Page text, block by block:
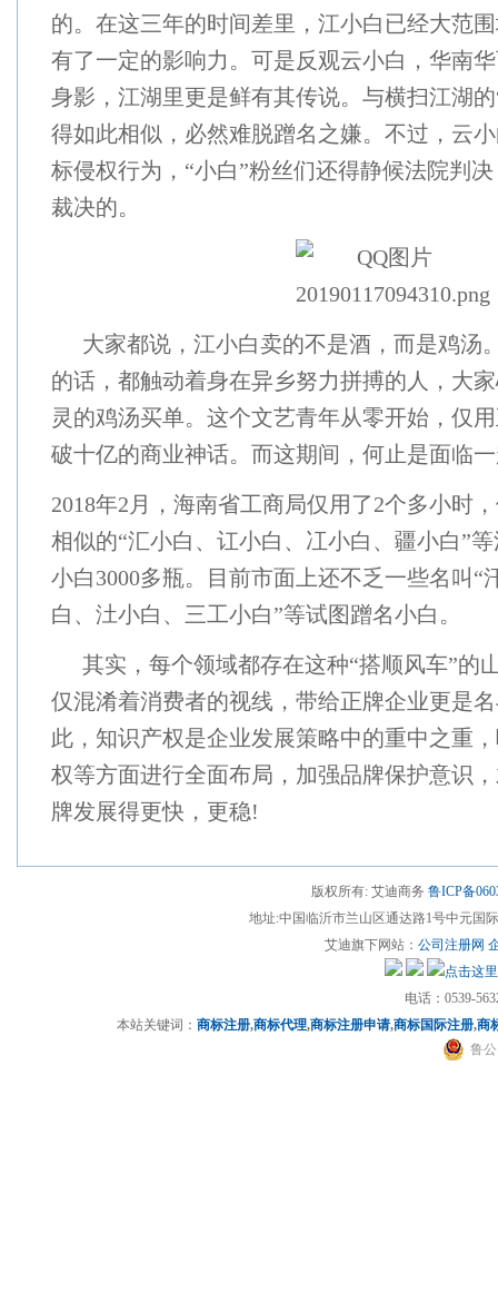
的。在这三年的时间差里，江小白已经大范
有了一定的影响力。可是反观云小白，华南
身影，江湖里更是鲜有其传说。与横扫江湖
得如此相似，必然难脱蹭名之嫌。不过，云
标侵权行为，“小白”粉丝们还得静候法院判
裁决的。
大家都说，江小白卖的不是酒，而是鸡汤
的话，都触动着身在异乡努力拼搏的人，大
灵的鸡汤买单。这个文艺青年从零开始，仅
破十亿的商业神话。而这期间，何止是面临
2018年2月，海南省工商局仅用了2个多小时
相似的“汇小白、讧小白、冮小白、疆小白”
小白3000多瓶。目前市面上还不乏一些名叫“
白、汢小白、三工小白”等试图蹭名小白。
其实，每个领域都存在这种“搭顺风车”的
仅混淆着消费者的视线，带给正牌企业更是
此，知识产权是企业发展策略中的重中之重
权等方面进行全面布局，加强品牌保护意识
牌发展得更快，更稳!
版权所有: 艾迪商务 鲁ICP备
地址:中国临沂市兰山区通达路1号中元国
艾迪旗下网站： 公司注册网
电话：0539-
本站关键词： 商标注册,商标代理,商标注册申请,商标国际注册,商
鲁公